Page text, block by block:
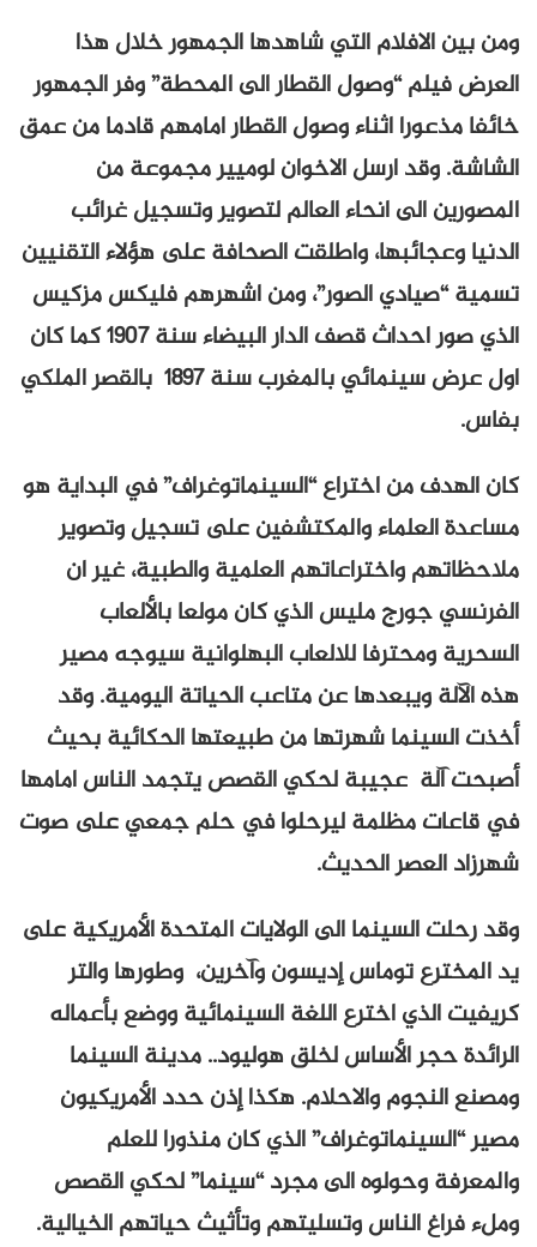
ومن بين الافلام التي شاهدها الجمهور خلال هذا
العرض فيلم “وصول القطار الى المحطة” وفر الجمهور
خائفا مذعورا اثناء وصول القطار امامهم قادما من عمق
الشاشة. وقد ارسل الاخوان لوميير مجموعة من
المصورين الى انحاء العالم لتصوير وتسجيل غرائب
الدنيا وعجائبها، واطلقت الصحافة على هؤلاء التقنيين
تسمية “صيادي الصور”، ومن اشهرهم فليكس مزكيس
الذي صور احداث قصف الدار البيضاء سنة 1907 كما كان
اول عرض سينمائي بالمغرب سنة 1897 بالقصر الملكي
بفاس.
كان الهدف من اختراع “السينماتوغراف” في البداية هو
مساعدة العلماء والمكتشفين على تسجيل وتصوير
ملاحظاتهم واختراعاتهم العلمية والطبية، غير ان
الفرنسي جورج مليس الذي كان مولعا بالألعاب
السحرية ومحترفا للالعاب البهلوانية سيوجه مصير
هذه الآلة ويبعدها عن متاعب الحياتة اليومية. وقد
أخذت السينما شهرتها من طبيعتها الحكائية بحيث
أصبحت آلة عجيبة لحكي القصص يتجمد الناس امامها
في قاعات مظلمة ليرحلوا في حلم جمعي على صوت
شهرزاد العصر الحديث.
وقد رحلت السينما الى الولايات المتحدة الأمريكية على
يد المخترع توماس إديسون وآخرين، وطورها والتر
كريفيت الذي اخترع اللغة السينمائية ووضع بأعماله
الرائدة حجر الأساس لخلق هوليود.. مدينة السينما
ومصنع النجوم والاحلام. هكذا إذن حدد الأمريكيون
مصير “السينماتوغراف” الذي كان منذورا للعلم
والمعرفة وحولوه الى مجرد “سينما” لحكي القصص
وملء فراغ الناس وتسليتهم وتأثيث حياتهم الخيالية.